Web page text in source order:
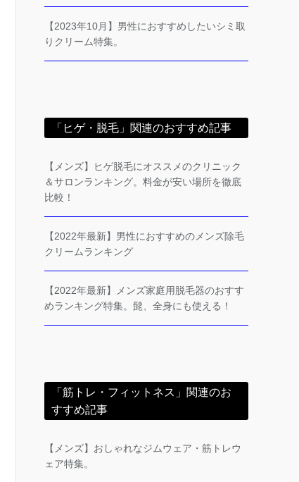
【2023年10月】男性におすすめしたいシミ取
りクリーム特集。
「ヒゲ・脱毛」関連のおすすめ記事
【メンズ】ヒゲ脱毛にオススメのクリニック
＆サロンランキング。料金が安い場所を徹底
比較！
【2022年最新】男性におすすめのメンズ除毛
クリームランキング
【2022年最新】メンズ家庭用脱毛器のおすす
めランキング特集。髭、全身にも使える！
「筋トレ・フィットネス」関連のお
すすめ記事
【メンズ】おしゃれなジムウェア・筋トレウ
ェア特集。